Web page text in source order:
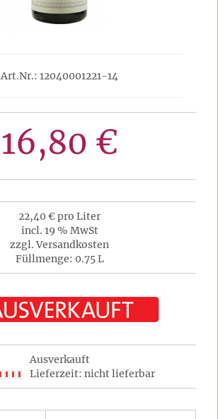
Art.Nr.: 12040001221-14
16,80 €
22,40 € pro Liter
incl. 19 % MwSt
zzgl. Versandkosten
Füllmenge: 0.75 L
Ausverkauft
Lieferzeit: nicht lieferbar